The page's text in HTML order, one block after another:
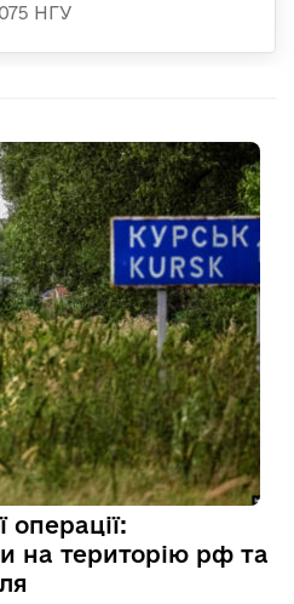
НГУ
на територію рф та